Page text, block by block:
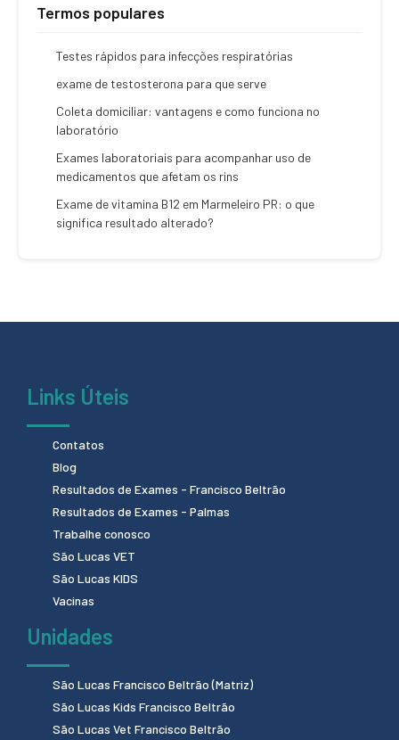
Termos populares
Testes rápidos para infecções respiratórias
exame de testosterona para que serve
Coleta domiciliar: vantagens e como funciona no
laboratório
Exames laboratoriais para acompanhar uso de
medicamentos que afetam os rins
Exame de vitamina B12 em Marmeleiro PR: o que
significa resultado alterado?
Links Úteis
Contatos
Blog
Resultados de Exames - Francisco Beltrão
Resultados de Exames - Palmas
Trabalhe conosco
São Lucas VET
São Lucas KIDS
Vacinas
Unidades
São Lucas Francisco Beltrão (Matriz)
São Lucas Kids Francisco Beltrão
São Lucas Vet Francisco Beltrão